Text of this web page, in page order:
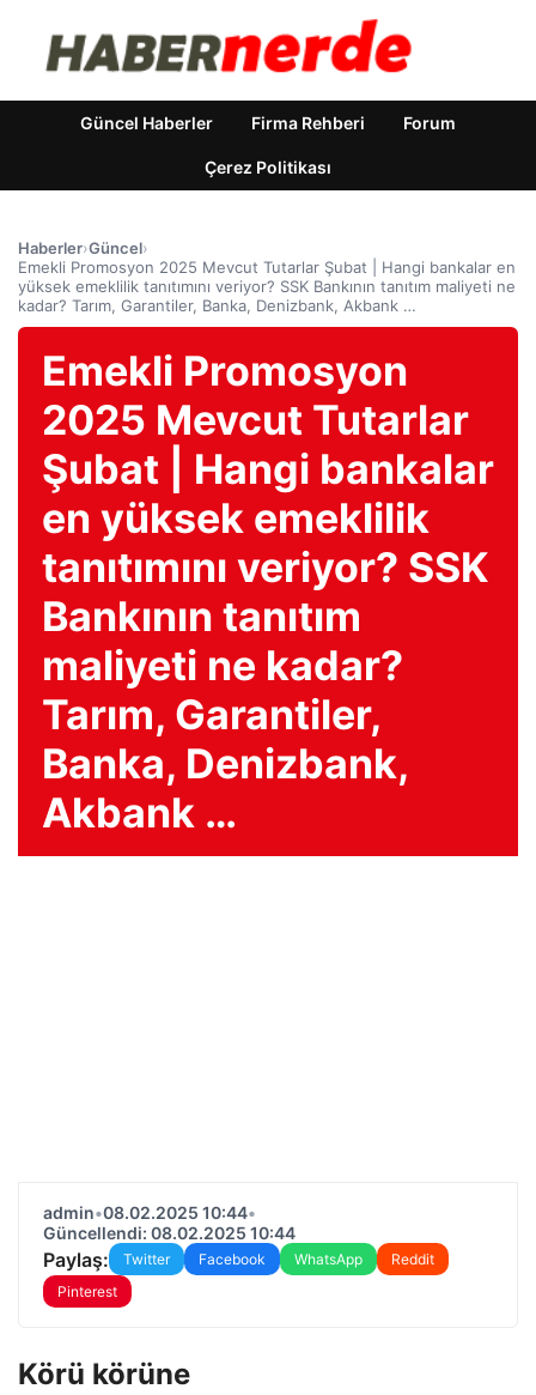
Güncel Haberler Firma Rehberi Forum
Çerez Politikası
Haberler›Güncel›
Emekli Promosyon 2025 Mevcut Tutarlar Şubat | Hangi bankalar en
yüksek emeklilik tanıtımını veriyor? SSK Bankının tanıtım maliyeti ne
kadar? Tarım, Garantiler, Banka, Denizbank, Akbank …
Emekli Promosyon
2025 Mevcut Tutarlar
Şubat | Hangi bankalar
en yüksek emeklilik
tanıtımını veriyor? SSK
Bankının tanıtım
maliyeti ne kadar?
Tarım, Garantiler,
Banka, Denizbank,
Akbank …
admin•08.02.2025 10:44•
Güncellendi: 08.02.2025 10:44
Paylaş: Twitter Facebook WhatsApp
Reddit
Pinterest
Körü körüne